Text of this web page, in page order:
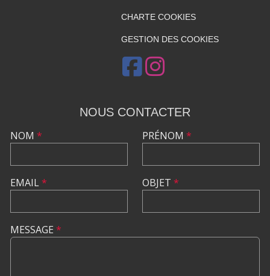
CHARTE COOKIES
GESTION DES COOKIES
NOUS CONTACTER
NOM *
EMAIL*
PRÉNOM *
OBJET *
MESSAGE *